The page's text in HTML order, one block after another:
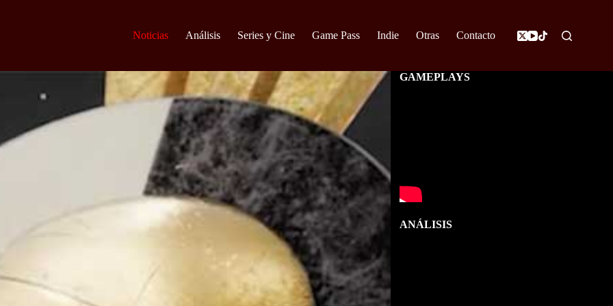
Noticias Análisis Series y Cine Game Pass Indie Otras Contacto
GAMEPLAYS
ANÁLISIS